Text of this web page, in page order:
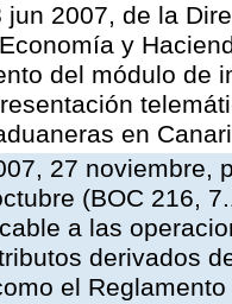
jun 2007, de la
y
del módulo de
en
27 noviembre,
(BOC 216,
a las
derivados
el